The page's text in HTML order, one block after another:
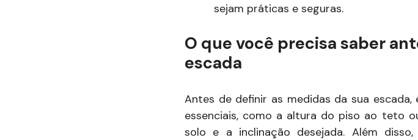
sejam práticas e seguras.
O que você precisa saber
escada
Antes de definir as medidas da sua
essenciais, como a altura do piso ao teto
solo e a inclinação desejada. Além